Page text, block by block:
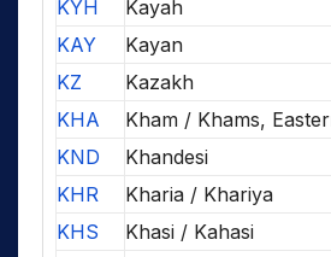
KYH
Kayah
KAY
Kayan
KZ
Kazakh
KHA
Kham / Khams,
KND
Khandesi
KHR
Kharia / Khariya
KHS
Khasi / Kahasi